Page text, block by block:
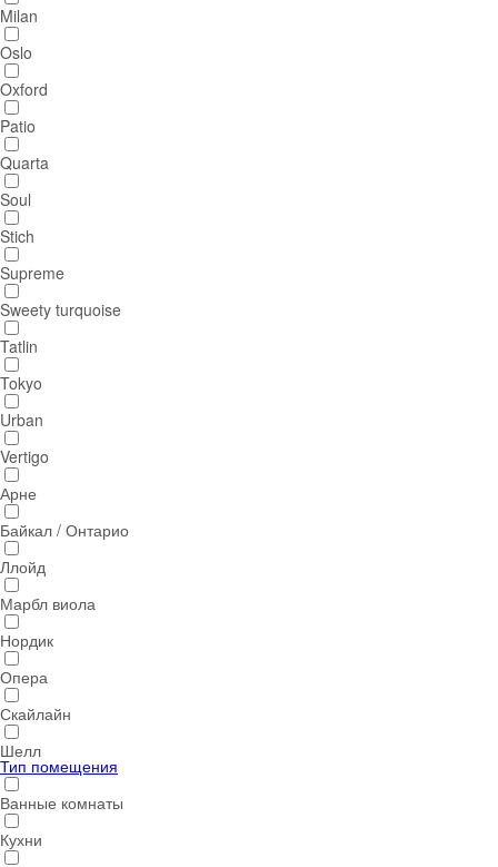
Milan
Oslo
Oxford
Patio
Quarta
Soul
Stich
Supreme
Sweety turquoise
Tatlin
Tokyo
Urban
Vertigo
Арне
Байкал / Онтарио
Ллойд
Марбл виола
Нордик
Опера
Скайлайн
Шелл
Тип помещения
Ванные комнаты
Кухни